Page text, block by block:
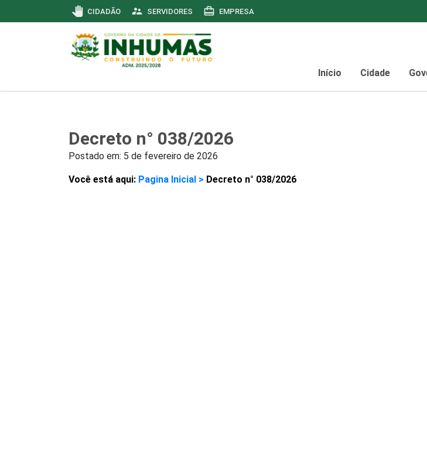
pan_tool CIDADÃO supervisor_account SERVIDORES card_travel EMPRESA
Início Cidade
Decreto n° 038/2026
Postado em: 5 de fevereiro de 2026
Você está aqui: Pagina Inicial > Decreto n° 038/2026